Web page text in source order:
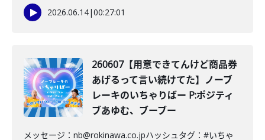
2026.06.14|00:27:01
260607【用意できてんけど商品券
あげるって言い続けてた】ノーブ
レーキのいちゃりばー P:ポジティ
ブあゆむ、ブーブー
メッセージ：nb@rokinawa.co.jpハッシュタグ：#いちゃ